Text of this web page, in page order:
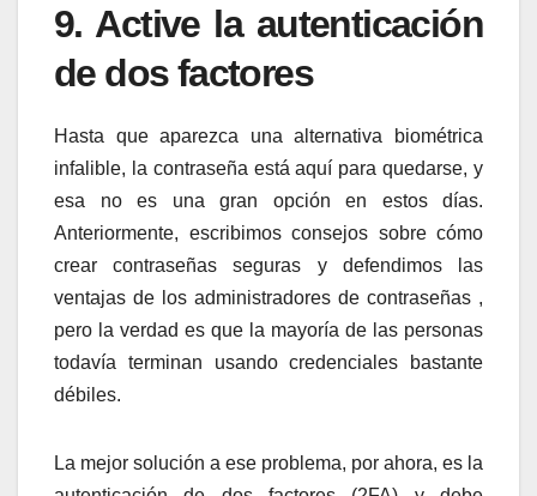
9. Active la autenticación
de dos factores
Hasta que aparezca una alternativa biométrica
infalible, la contraseña está aquí para quedarse, y
esa no es una gran opción en estos días.
Anteriormente, escribimos consejos sobre cómo
crear contraseñas seguras y defendimos las
ventajas de los administradores de contraseñas ,
pero la verdad es que la mayoría de las personas
todavía terminan usando credenciales bastante
débiles.
La mejor solución a ese problema, por ahora, es la